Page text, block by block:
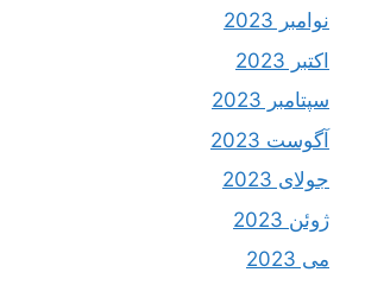
نوامبر 2023
اکتبر 2023
سپتامبر 2023
آگوست 2023
جولای 2023
ژوئن 2023
می 2023